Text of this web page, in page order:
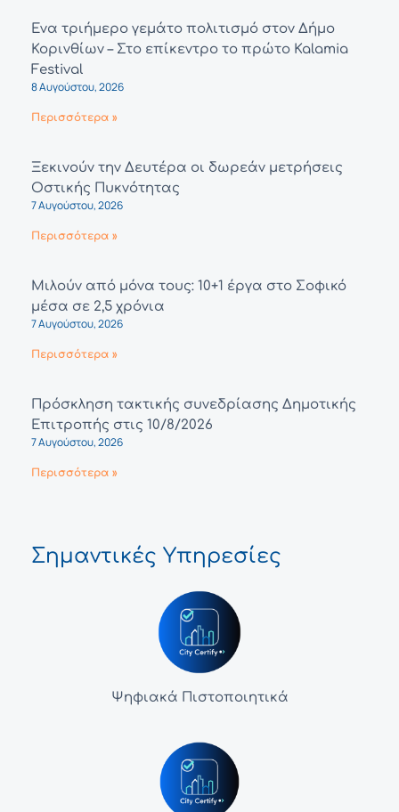
Ένα τριήμερο γεμάτο πολιτισμό στον Δήμο
Κορινθίων – Στο επίκεντρο το πρώτο Kalamia
Festival
8 Αυγούστου, 2026
Περισσότερα »
Ξεκινούν την Δευτέρα οι δωρεάν μετρήσεις
Οστικής Πυκνότητας
7 Αυγούστου, 2026
Περισσότερα »
Μιλούν από μόνα τους: 10+1 έργα στο Σοφικό
μέσα σε 2,5 χρόνια
7 Αυγούστου, 2026
Περισσότερα »
Πρόσκληση τακτικής συνεδρίασης Δημοτικής
Επιτροπής στις 10/8/2026
7 Αυγούστου, 2026
Περισσότερα »
Σημαντικές Υπηρεσίες
Ψηφιακά Πιστοποιητικά